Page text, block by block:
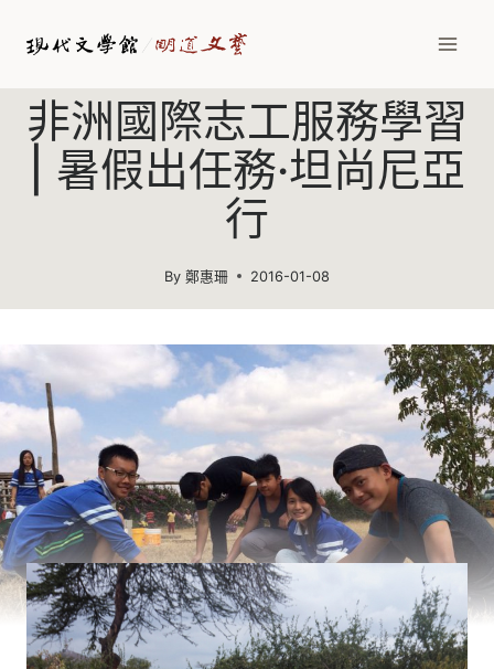
非洲國際志工服務學習
| 暑假出任務·坦尚尼亞
行
By 鄭惠珊 2016-01-08